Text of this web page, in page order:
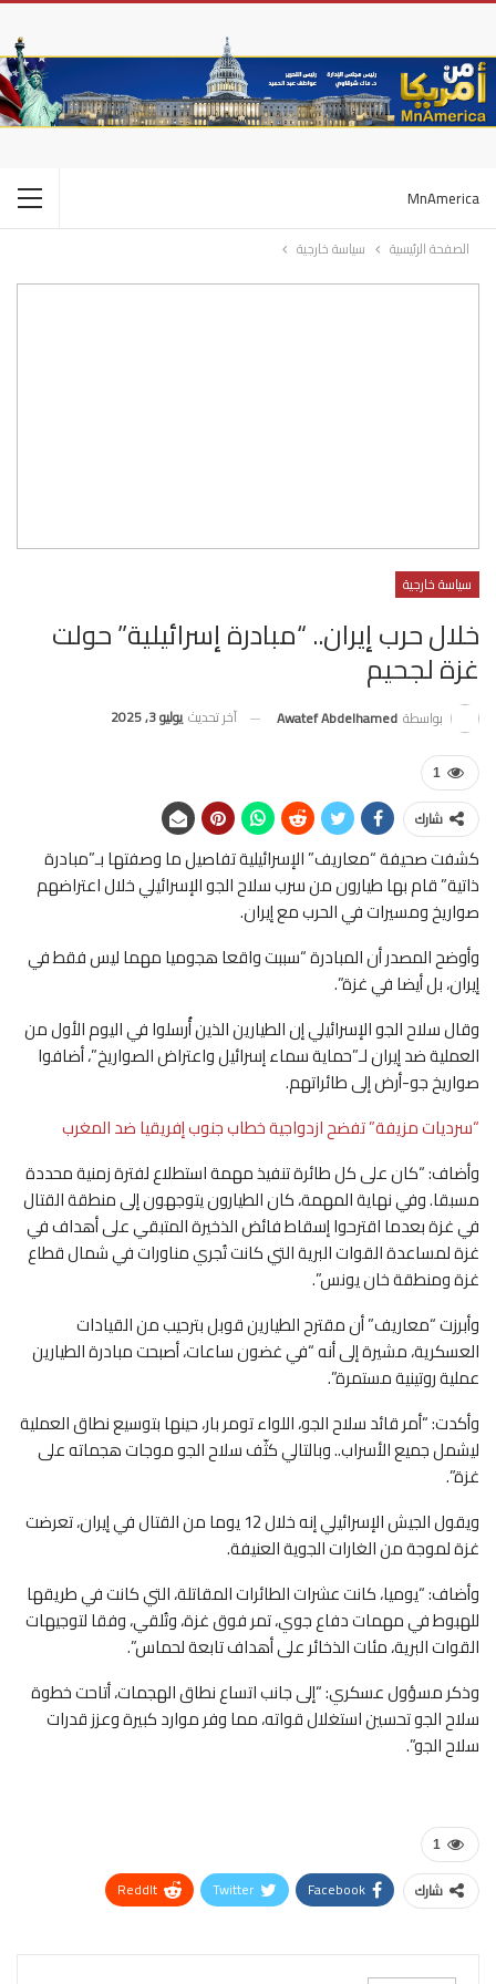
MnAmerica
الصفحة الرئيسية سياسة خارجية
سياسة خارجية
خلال حرب إيران.. “مبادرة إسرائيلية” حولت
غزة لجحيم
بواسطة Awatef Abdelhamed آخر تحديث يوليو 3, 2025
1
شارك
كشفت صحيفة “معاريف” الإسرائيلية تفاصيل ما وصفتها بـ”مبادرة
ذاتية” قام بها طيارون من سرب سلاح الجو الإسرائيلي خلال اعتراضهم
صواريخ ومسيرات في الحرب مع إيران.
وأوضح المصدر أن المبادرة “سببت واقعا هجوميا مهما ليس فقط في
إيران، بل أيضا في غزة”.
وقال سلاح الجو الإسرائيلي إن الطيارين الذين أُرسلوا في اليوم الأول من
العملية ضد إيران لـ”حماية سماء إسرائيل واعتراض الصواريخ”، أضافوا
صواريخ جو-أرض إلى طائراتهم.
“سرديات مزيفة” تفضح ازدواجية خطاب جنوب إفريقيا ضد المغرب
وأضاف: “كان على كل طائرة تنفيذ مهمة استطلاع لفترة زمنية محددة
مسبقا. وفي نهاية المهمة، كان الطيارون يتوجهون إلى منطقة القتال
في غزة بعدما اقترحوا إسقاط فائض الذخيرة المتبقي على أهداف في
غزة لمساعدة القوات البرية التي كانت تُجري مناورات في شمال قطاع
غزة ومنطقة خان يونس”.
وأبرزت “معاريف” أن مقترح الطيارين قوبل بترحيب من القيادات
العسكرية، مشيرة إلى أنه “في غضون ساعات، أصبحت مبادرة الطيارين
عملية روتينية مستمرة”.
وأكدت: “أمر قائد سلاح الجو، اللواء تومر بار، حينها بتوسيع نطاق العملية
ليشمل جميع الأسراب.. وبالتالي كثّف سلاح الجو موجات هجماته على
غزة”.
ويقول الجيش الإسرائيلي إنه خلال 12 يوما من القتال في إيران، تعرضت
غزة لموجة من الغارات الجوية العنيفة.
وأضاف: “يوميا، كانت عشرات الطائرات المقاتلة، التي كانت في طريقها
للهبوط في مهمات دفاع جوي، تمر فوق غزة، وتُلقي، وفقا لتوجيهات
القوات البرية، مئات الذخائر على أهداف تابعة لحماس”.
وذكر مسؤول عسكري: “إلى جانب اتساع نطاق الهجمات، أتاحت خطوة
سلاح الجو تحسين استغلال قواته، مما وفر موارد كبيرة وعزز قدرات
سلاح الجو”.
1
شارك Facebook
Twitter
ReddIt